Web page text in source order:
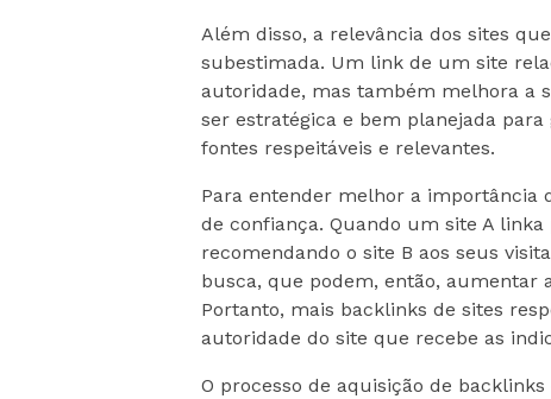
Além disso, a relevância dos sites
subestimada. Um link de um site
autoridade, mas também melhora a
ser estratégica e bem planejada
fontes respeitáveis e relevantes.
Para entender melhor a importância
de confiança. Quando um site A
recomendando o site B aos seus
busca, que podem, então, aumentar
Portanto, mais backlinks de sites
autoridade do site que recebe as
O processo de aquisição de